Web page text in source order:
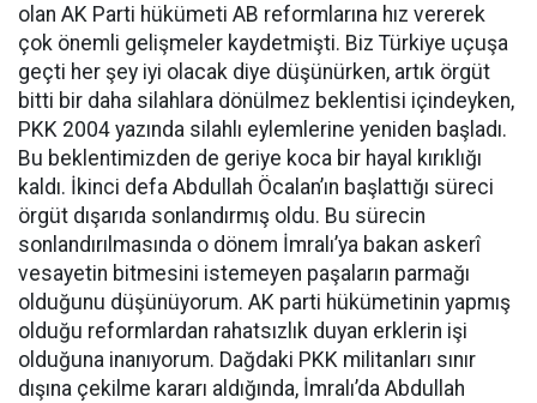
olan AK Parti hükümeti AB reformlarına hız vererek
çok önemli gelişmeler kaydetmişti. Biz Türkiye uçuşa
geçti her şey iyi olacak diye düşünürken, artık örgüt
bitti bir daha silahlara dönülmez beklentisi içindeyken,
PKK 2004 yazında silahlı eylemlerine yeniden başladı.
Bu beklentimizden de geriye koca bir hayal kırıklığı
kaldı. İkinci defa Abdullah Öcalan’ın başlattığı süreci
örgüt dışarıda sonlandırmış oldu. Bu sürecin
sonlandırılmasında o dönem İmralı’ya bakan askerî
vesayetin bitmesini istemeyen paşaların parmağı
olduğunu düşünüyorum. AK parti hükümetinin yapmış
olduğu reformlardan rahatsızlık duyan erklerin işi
olduğuna inanıyorum. Dağdaki PKK militanları sınır
dışına çekilme kararı aldığında, İmralı’da Abdullah